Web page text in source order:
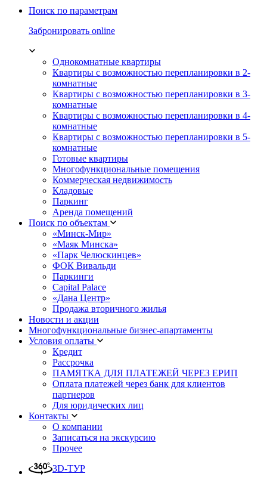
Поиск по параметрам
Забронировать online
Однокомнатные квартиры
Квартиры с возможностью перепланировки в 2-
комнатные
Квартиры с возможностью перепланировки в 3-
комнатные
Квартиры с возможностью перепланировки в 4-
комнатные
Квартиры с возможностью перепланировки в 5-
комнатные
Готовые квартиры
Многофункциональные помещения
Коммерческая недвижимость
Кладовые
Паркинг
Аренда помещений
Поиск по объектам
«Минск-Мир»
«Маяк Минска»
«Парк Челюскинцев»
ФОК Вивальди
Паркинги
Capital Palace
«Дана Центр»
Продажа вторичного жилья
Новости и акции
Многофункциональные бизнес-апартаменты
Условия оплаты
Кредит
Рассрочка
ПАМЯТКА ДЛЯ ПЛАТЕЖЕЙ ЧЕРЕЗ ЕРИП
Оплата платежей через банк для клиентов
партнеров
Для юридических лиц
Контакты
О компании
Записаться на экскурсию
Прочее
3D-ТУР